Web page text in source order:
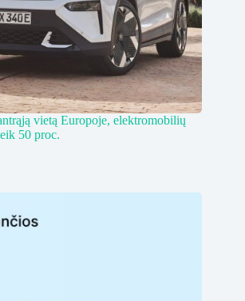
vietą Europoje, elektromobilių
50 proc.